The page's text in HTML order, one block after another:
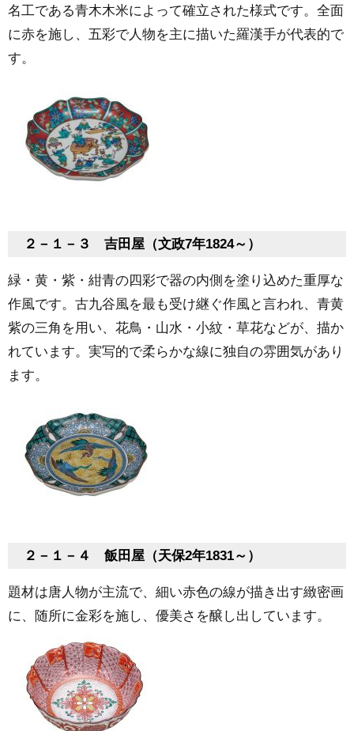
名工である青木木米によって確立された様式です。全面
に赤を施し、五彩で人物を主に描いた羅漢手が代表的で
す。
２－１－３ 吉田屋（文政7年1824～）
緑・黄・紫・紺青の四彩で器の内側を塗り込めた重厚な
作風です。古九谷風を最も受け継ぐ作風と言われ、青黄
紫の三角を用い、花鳥・山水・小紋・草花などが、描か
れています。実写的で柔らかな線に独自の雰囲気があり
ます。
２－１－４ 飯田屋（天保2年1831～）
題材は唐人物が主流で、細い赤色の線が描き出す緻密画
に、随所に金彩を施し、優美さを醸し出しています。